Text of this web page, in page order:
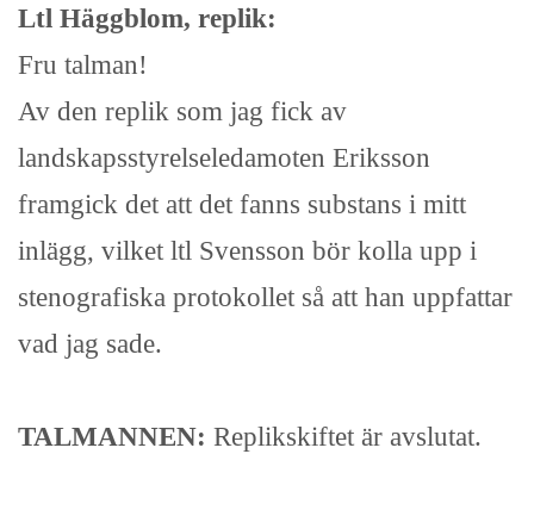
Ltl Häggblom, replik:
Fru talman!
Av den replik som jag fick av
landskapsstyrelseledamoten Eriksson
framgick det att det fanns substans i mitt
inlägg, vilket ltl Svensson bör kolla upp i
stenografiska protokollet så att han uppfattar
vad jag sade.
TALMANNEN: Replikskiftet är avslutat.